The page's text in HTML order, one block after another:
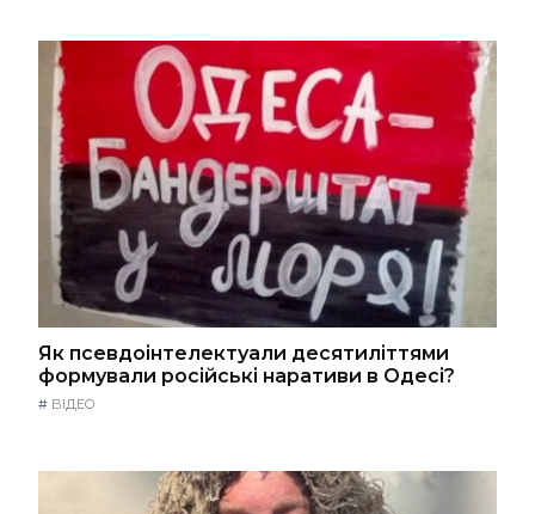
Як псевдоінтелектуали десятиліттями
формували російські наративи в Одесі?
# ВІДЕО